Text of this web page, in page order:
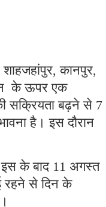
शाहजहांपुर, कानपुर,
के ऊपर एक
सक्रियता बढ़ने से 7
है। इस दौरान
के बाद 11 अगस्त
रहने से दिन के